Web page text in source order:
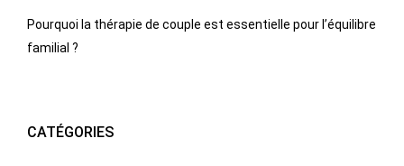
Pourquoi la thérapie de couple est essentielle pour l’équilibre
familial ?
CATÉGORIES